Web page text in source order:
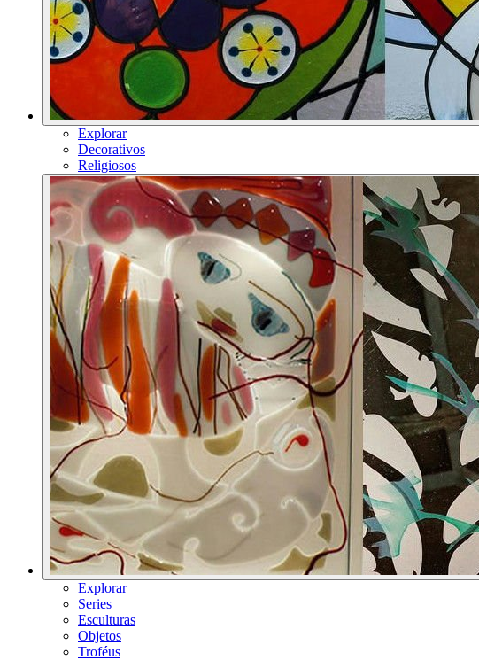
Explorar
Decorativos
Religiosos
Explorar
Series
Esculturas
Objetos
Troféus